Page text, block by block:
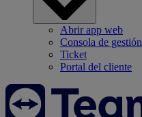
Abrir app web
Consola de gestión
Ticket
Portal del cliente